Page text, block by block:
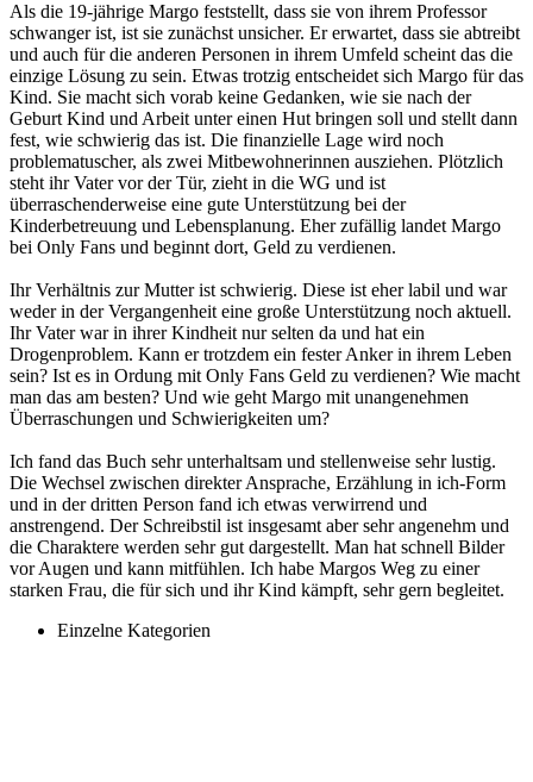
Als die 19-jährige Margo feststellt, dass sie von ihrem Professor
schwanger ist, ist sie zunächst unsicher. Er erwartet, dass sie abtreibt
und auch für die anderen Personen in ihrem Umfeld scheint das die
einzige Lösung zu sein. Etwas trotzig entscheidet sich Margo für das
Kind. Sie macht sich vorab keine Gedanken, wie sie nach der
Geburt Kind und Arbeit unter einen Hut bringen soll und stellt dann
fest, wie schwierig das ist. Die finanzielle Lage wird noch
problematuscher, als zwei Mitbewohnerinnen ausziehen. Plötzlich
steht ihr Vater vor der Tür, zieht in die WG und ist
überraschenderweise eine gute Unterstützung bei der
Kinderbetreuung und Lebensplanung. Eher zufällig landet Margo
bei Only Fans und beginnt dort, Geld zu verdienen.
Ihr Verhältnis zur Mutter ist schwierig. Diese ist eher labil und war
weder in der Vergangenheit eine große Unterstützung noch aktuell.
Ihr Vater war in ihrer Kindheit nur selten da und hat ein
Drogenproblem. Kann er trotzdem ein fester Anker in ihrem Leben
sein? Ist es in Ordung mit Only Fans Geld zu verdienen? Wie macht
man das am besten? Und wie geht Margo mit unangenehmen
Überraschungen und Schwierigkeiten um?
Ich fand das Buch sehr unterhaltsam und stellenweise sehr lustig.
Die Wechsel zwischen direkter Ansprache, Erzählung in ich-Form
und in der dritten Person fand ich etwas verwirrend und
anstrengend. Der Schreibstil ist insgesamt aber sehr angenehm und
die Charaktere werden sehr gut dargestellt. Man hat schnell Bilder
vor Augen und kann mitfühlen. Ich habe Margos Weg zu einer
starken Frau, die für sich und ihr Kind kämpft, sehr gern begleitet.
Einzelne Kategorien